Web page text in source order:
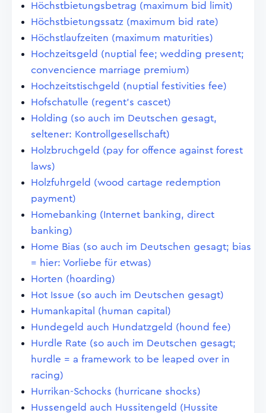
Höchstbietungsbetrag (maximum bid limit)
Höchstbietungssatz (maximum bid rate)
Höchstlaufzeiten (maximum maturities)
Hochzeitsgeld (nuptial fee; wedding present;
convencience marriage premium)
Hochzeitstischgeld (nuptial festivities fee)
Hofschatulle (regent's cascet)
Holding (so auch im Deutschen gesagt,
seltener: Kontrollgesellschaft)
Holzbruchgeld (pay for offence against forest
laws)
Holzfuhrgeld (wood cartage redemption
payment)
Homebanking (Internet banking, direct
banking)
Home Bias (so auch im Deutschen gesagt; bias
= hier: Vorliebe für etwas)
Horten (hoarding)
Hot Issue (so auch im Deutschen gesagt)
Humankapital (human capital)
Hundegeld auch Hundatzgeld (hound fee)
Hurdle Rate (so auch im Deutschen gesagt;
hurdle = a framework to be leaped over in
racing)
Hurrikan-Schocks (hurricane shocks)
Hussengeld auch Hussitengeld (Hussite